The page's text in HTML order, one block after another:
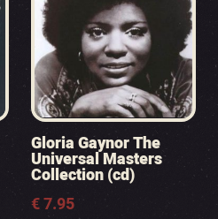
Gloria Gaynor The
Universal Masters
Collection (cd)
€7.95